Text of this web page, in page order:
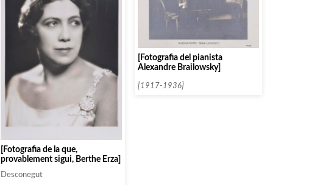
[Fotografia de la que,
provablement sigui, Berthe Erza]
Desconegut
[Fotografia del pianista
Alexandre Brailowsky]
[1917-1936]